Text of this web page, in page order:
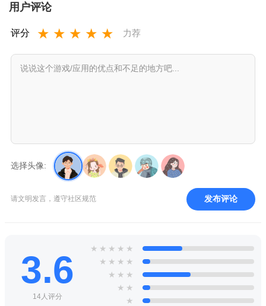
用户评论
评分 ★ ★ ★ ★ ★ 力荐
选择头像:
请文明发言，遵守社区规范 发布评论
3.6
14人评分
★ ★ ★ ★ ★
★ ★ ★ ★
★ ★ ★
★ ★
★